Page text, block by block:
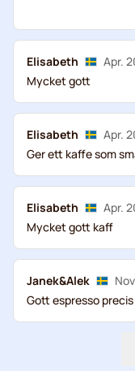
Elisabeth
Apr.
Mycket gott
Elisabeth
Apr.
Ger ett kaffe som
Elisabeth
Apr.
Mycket gott kaff
Janek&Alek
Gott espresso